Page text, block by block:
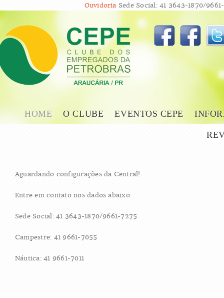
Ouvidoria Sede Social: 41 3643-1870/
HOME O CLUBE EVENTOS CEPE
Aguardando configurações da Central!
Entre em contato nos dados abaixo:
Sede Social: 41 3643-1870/9661-7275
Campestre: 41 9661-7055
Náutica: 41 9661-7011